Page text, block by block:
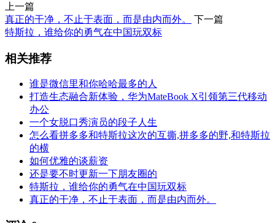
上一篇
真正的干净，不止于表面，而是由内而外。
下一篇
特斯拉，谁给你的勇气在中国玩双标
相关推荐
谁是微信里和你哈哈最多的人
打造生态融合新体验，华为MateBook X引领第三代移动
办公
一个女脱口秀演员的段子人生
怎么看拼多多和特斯拉这次的互撕,拼多多的野,和特斯拉
的横
如何优雅的谈薪资
还是要不时更新一下朋友圈的
特斯拉，谁给你的勇气在中国玩双标
真正的干净，不止于表面，而是由内而外。